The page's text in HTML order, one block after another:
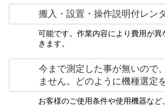
搬入・設置・操作説明付レン
可能です。作業内容により費用が
きます。
今まで測定した事が無いので
ません。どのように機種選定
お客様のご使用条件や使用機器な